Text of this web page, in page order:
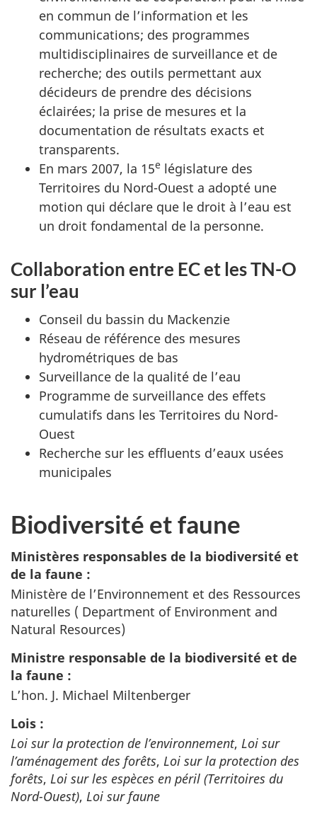
en commun de l’information et les
communications; des programmes
multidisciplinaires de surveillance et de
recherche; des outils permettant aux
décideurs de prendre des décisions
éclairées; la prise de mesures et la
documentation de résultats exacts et
transparents.
En mars 2007, la 15e législature des
Territoires du Nord-Ouest a adopté une
motion qui déclare que le droit à l’eau est
un droit fondamental de la personne.
Collaboration entre EC et les TN-O
sur l’eau
Conseil du bassin du Mackenzie
Réseau de référence des mesures
hydrométriques de bas
Surveillance de la qualité de l’eau
Programme de surveillance des effets
cumulatifs dans les Territoires du Nord-
Ouest
Recherche sur les effluents d’eaux usées
municipales
Biodiversité et faune
Ministères responsables de la biodiversité et
de la faune :
Ministère de l’Environnement et des Ressources
naturelles ( Department of Environment and
Natural Resources)
Ministre responsable de la biodiversité et de
la faune :
L’hon. J. Michael Miltenberger
Lois :
Loi sur la protection de l’environnement, Loi sur
l’aménagement des forêts, Loi sur la protection des
forêts, Loi sur les espèces en péril (Territoires du
Nord-Ouest), Loi sur faune